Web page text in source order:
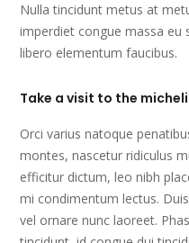
Nulla tincidunt metus at
imperdiet congue massa eu
libero elementum faucibus.
Take a visit to the
Orci varius natoque
montes, nascetur ridiculus
efficitur dictum, leo nibh
mi condimentum lectus.
vel ornare nunc laoreet.